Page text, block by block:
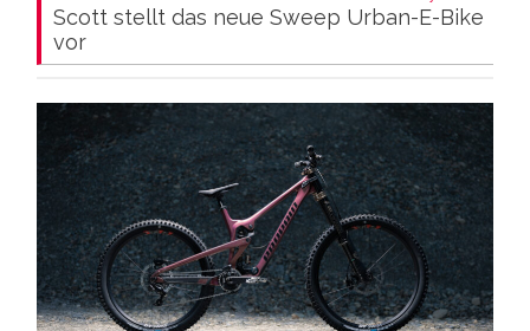
Scott stellt das neue Sweep Urban-E-Bike
vor